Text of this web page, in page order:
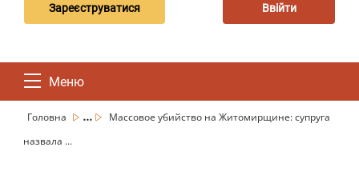
Зареєструватися Ввійти
Меню
Головна ...
Массовое убийство на Житомирщине: супруга
назвала ...